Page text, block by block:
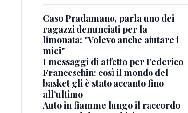
Caso Pradamano, parla uno dei
ragazzi denunciati per la
limonata: "Volevo anche aiutare i
miei"
I messaggi di affetto per Federico
Franceschin: così il mondo del
basket gli è stato accanto fino
all’ultimo
Auto in fiamme lungo il raccordo